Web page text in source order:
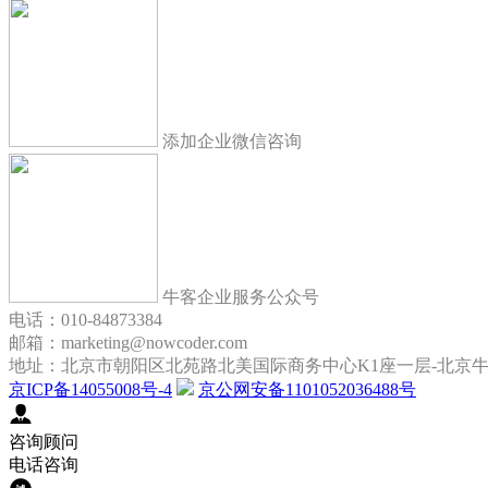
添加企业微信咨询
牛客企业服务公众号
电话：010-84873384
邮箱：marketing@nowcoder.com
地址：北京市朝阳区北苑路北美国际商务中心K1座一层-北京
京ICP备14055008号-4
京公网安备1101052036488号
咨询顾问
电话咨询